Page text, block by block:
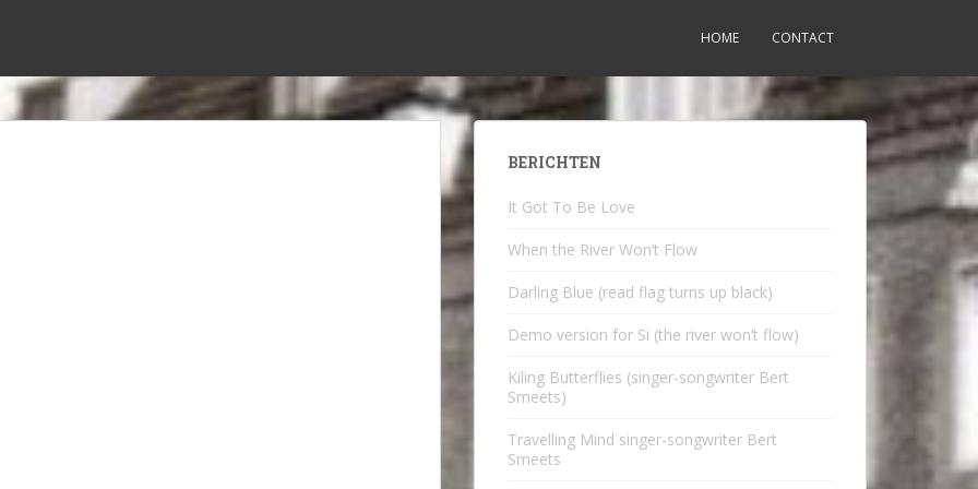
HOME CONTACT
BERICHTEN
It Got To Be Love
When the River Won’t Flow
Darling Blue (read flag turns up black)
Demo version for Si (the river won’t flow)
Kiling Butterflies (singer-songwriter Bert
Smeets)
Travelling Mind singer-songwriter Bert
Smeets